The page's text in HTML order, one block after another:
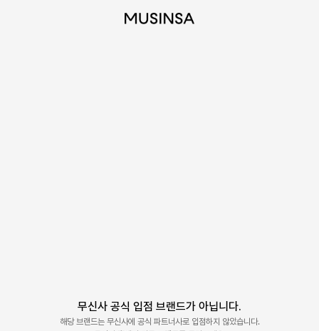
무신사 공식 입점 브랜드가 아닙니다.
해당 브랜드는 무신사에 공식 파트너사로 입점하지 않았습니다.